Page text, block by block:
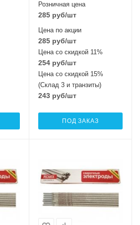
Розничная цена
285руб/шт
Цена по акции
285руб/шт
Цена со скидкой 11%
254руб/шт
Цена со скидкой 15%
(Склад 3 и транзиты)
243руб/шт
ПОД ЗАКАЗ